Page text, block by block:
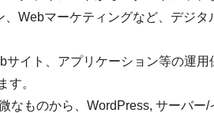
Webマーケティングなど、デジタ
イト、アプリケーション等の運用
す。
なものから、WordPress, サーバー/